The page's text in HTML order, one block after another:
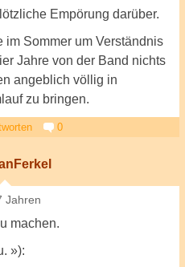
Empörung darüber.
Sommer um Verständnis
Jahre von der Band nichts
angeblich völlig in
zu bringen.
0
Jahren
machen.
»):